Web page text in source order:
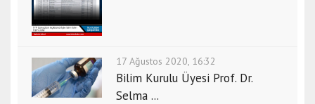
17 Ağustos 2020, 16:32
Bilim Kurulu Üyesi Prof. Dr.
Selma ...